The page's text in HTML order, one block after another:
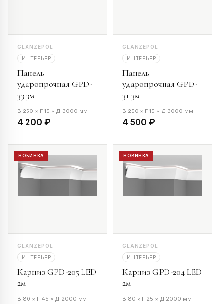
GLANZEPOL
ИНТЕРЬЕР
Панель
ударопрочная GPD-
33 3м
В 250 × Г 15 × Д 3000 мм
4 200 ₽
GLANZEPOL
ИНТЕРЬЕР
Панель
ударопрочная GPD-
31 3м
В 250 × Г 15 × Д 3000 мм
4 500 ₽
НОВИНКА
GLANZEPOL
ИНТЕРЬЕР
Карниз GPD-205 LED
2м
В 80 × Г 45 × Д 2000 мм
НОВИНКА
GLANZEPOL
ИНТЕРЬЕР
Карниз GPD-204 LED
2м
В 80 × Г 25 × Д 2000 мм